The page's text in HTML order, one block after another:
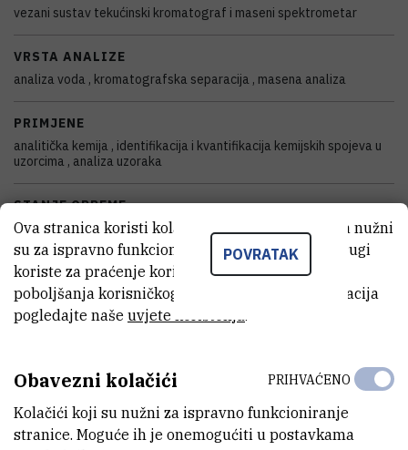
vezani sustav tekućinski kromatograf i maseni spektrometar
VRSTA ANALIZE
analiza voda , kromatografska separacija , masena analiza
PRIMJENE
analitička kemija , identifikacija i kvantifikacija kemijskih spojeva u
uzorcima , analiza uzoraka
STANJE OPREME
potpuno funkcionalan
DISCIPLINE
znanost o okolišu
DATUM NABAVE
30.09.2022
POVRATAK
Ova stranica koristi kolačiće. Neki od tih kolačića nužni
su za ispravno funkcioniranje stranice, dok se drugi
koriste za praćenje korištenja stranice radi
poboljšanja korisničkog iskustva. Za više informacija
pogledajte naše uvjete korištenja.
Obavezni kolačići
Kolačići koji su nužni za ispravno funkcioniranje
stranice. Moguće ih je onemogućiti u postavkama
PRIHVAĆENO